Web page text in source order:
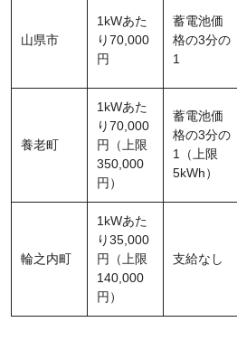
山県市
1kWあた
り70,000
円
蓄電池価
格の3分の
1
養老町
1kWあた
り70,000
円（上限
350,000
円）
蓄電池価
格の3分の
1（上限
5kWh）
輪之内町
1kWあた
り35,000
円（上限
140,000
円）
支給なし